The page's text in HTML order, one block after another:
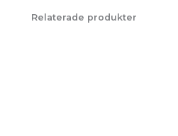
Relaterade produkter